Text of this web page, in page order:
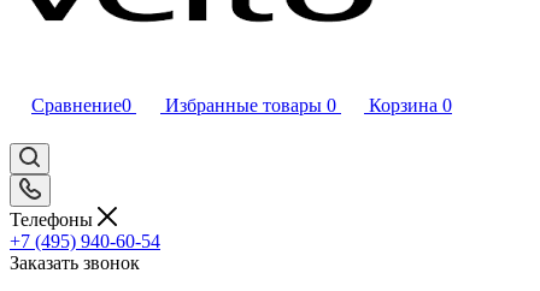
Сравнение0 Избранные товары 0 Корзина 0
Телефоны
+7 (495) 940-60-54
Заказать звонок